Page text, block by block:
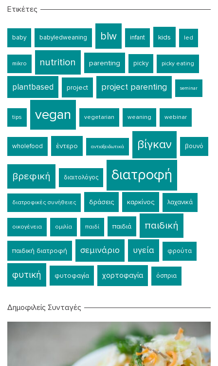
Ετικέτες
baby babyledweaning blw infant kids led
mikro nutrition parenting picky picky eating
plantbased project project parenting seminar
tips vegan vegetarian weaning webinar
wholefood έντερο αντιοξειδωτικά βίγκαν βουνό
βρεφική διαιτολόγος διατροφή
διατροφικές συνήθειες δράσεις καρκίνος λαχανικά
οικογένεια ομιλία παιδί παιδιά παιδική
παιδική διατροφή σεμινάριο υγεία φρούτα
φυτική φυτοφαγία χορτοφαγία όσπρια
Δημοφιλείς Συνταγές